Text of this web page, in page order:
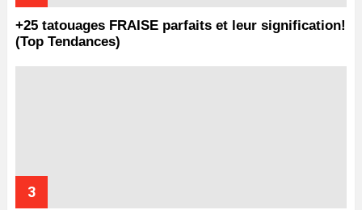
+25 tatouages ​​FRAISE parfaits et leur signification!
(Top Tendances)